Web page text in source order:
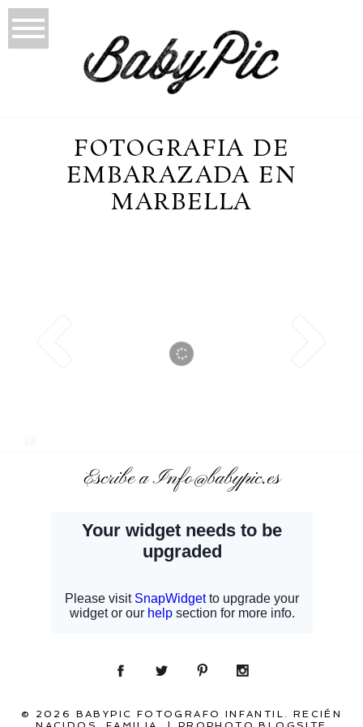
FOTOGRAFIA DE
EMBARAZADA EN
MARBELLA
Escribe a Info@babypic.es
© 2026 BABYPIC FOTOGRAFO INFANTIL. RECIÉN